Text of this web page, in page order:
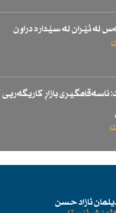
ناسەقامگیری بازاڕ
ئازاد حسن